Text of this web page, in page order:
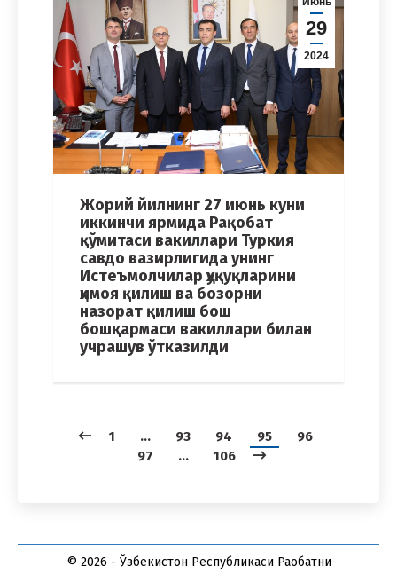
29
2024
Жорий йилнинг 27 июнь куни
иккинчи ярмида Рақобат
қўмитаси вакиллари Туркия
савдо вазирлигида унинг
Истеъмолчилар ҳуқуқларини
ҳимоя қилиш ва бозорни
назорат қилиш бош
бошқармаси вакиллари билан
учрашув ўтказилди
1 … 93 94 95
96
97
… 106
© 2026 - Ўзбекистон Республикаси Рақобатни